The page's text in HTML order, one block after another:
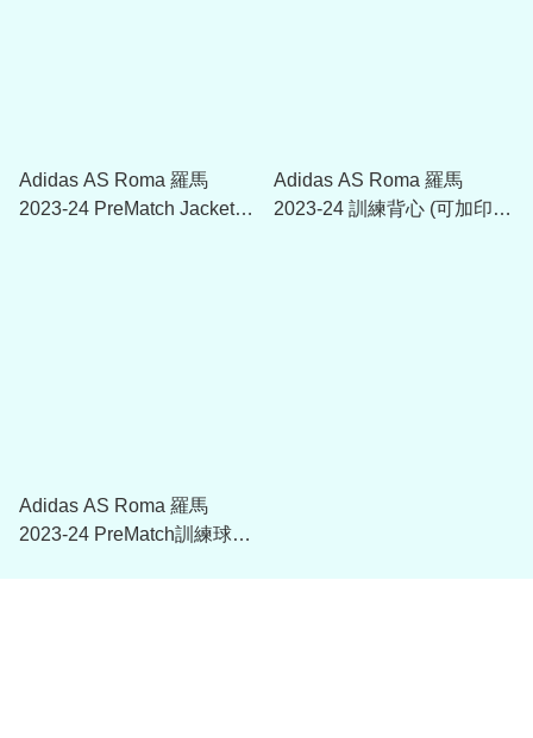
Adidas AS Roma 羅馬
2023-24 PreMatch Jacket
Adidas AS Roma 羅馬
2023-24 訓練背心 (可加印球
Adidas AS Roma 羅馬
2023-24 PreMatch訓練球衣